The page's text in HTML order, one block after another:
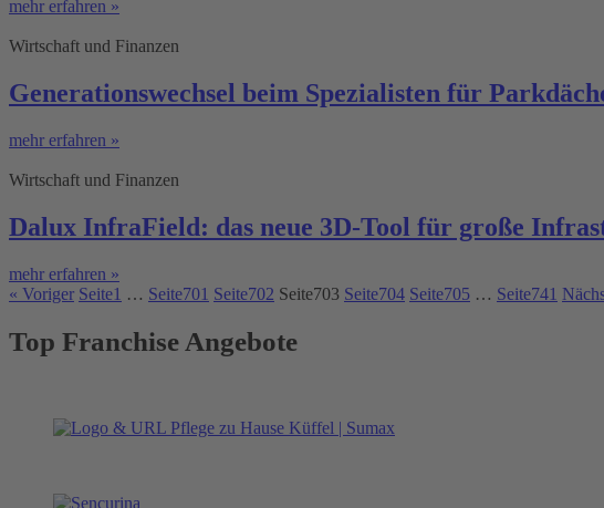
mehr erfahren »
Wirtschaft und Finanzen
Generationswechsel beim Spezialisten für
mehr erfahren »
Wirtschaft und Finanzen
Dalux InfraField: das neue 3D-Tool für große
mehr erfahren »
« Voriger Seite1 … Seite701 Seite702 Seite703 Seite704 Seite705 … Seite741
Top Franchise Angebote